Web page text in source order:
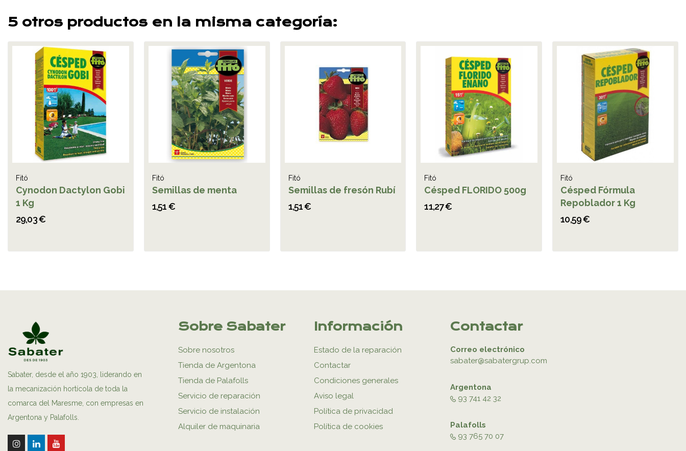
5 otros productos en la misma categoría:
Fitó
Cynodon Dactylon Gobi
1 Kg
29,03 €
Fitó
Semillas de menta
1,51 €
Fitó
Semillas de fresón Rubí
1,51 €
Fitó
Césped FLORIDO 500g
11,27 €
Fitó
Césped Fórmula
Repoblador 1 Kg
10,59 €
Sabater, desde el año 1903, liderando en
la mecanización hortícola de toda la
comarca del Maresme, con empresas en
Argentona y Palafolls.
Sobre Sabater
Sobre nosotros
Tienda de Argentona
Tienda de Palafolls
Servicio de reparación
Servicio de instalación
Alquiler de maquinaria
Información
Estado de la reparación
Contactar
Condiciones generales
Aviso legal
Política de privacidad
Política de cookies
Contactar
Correo electrónico
sabater@sabatergrup.com
Argentona
93 741 42 32
Palafolls
93 765 70 07